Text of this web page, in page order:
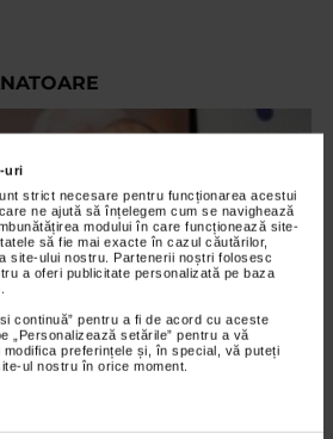
uri
strict necesare pentru funcționarea acestui
ne ajută să înțelegem cum se navighează
modului în care funcționează site-
să fie mai exacte în cazul căutărilor,
site-ului nostru. Partenerii noștri folosesc
a oferi publicitate personalizată pe baza
continuă” pentru a fi de acord cu aceste
„Personalizează setările” pentru a vă
preferințele și, în special, vă puteți
ul nostru în orice moment.